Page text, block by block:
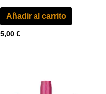
Añadir al carrito
5,00 €